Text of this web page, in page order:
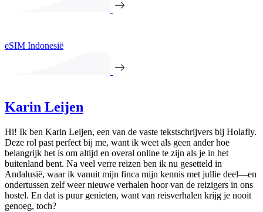
eSIM Indonesië
Karin Leijen
Hi! Ik ben Karin Leijen, een van de vaste tekstschrijvers bij Holafly.
Deze rol past perfect bij me, want ik weet als geen ander hoe
belangrijk het is om altijd en overal online te zijn als je in het
buitenland bent. Na veel verre reizen ben ik nu gesetteld in
Andalusië, waar ik vanuit mijn finca mijn kennis met jullie deel—en
ondertussen zelf weer nieuwe verhalen hoor van de reizigers in ons
hostel. En dat is puur genieten, want van reisverhalen krijg je nooit
genoeg, toch?